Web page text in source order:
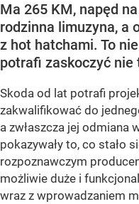
Ma 265 KM, napęd
rodzinna limuzyna, a
z hot hatchami. To
potrafi zaskoczyć nie
Skoda od lat potrafi
zakwalifikować do
a zwłaszcza jej odmiana
pokazywały to, co stało
rozpoznawczym
możliwie duże i
wraz z wprowadzaniem